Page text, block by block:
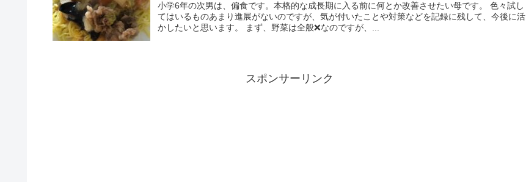
小学6年の次男は、偏食です。本格的な成長期に入る前に何とか改善させたい母です。 色々試し
てはいるものあまり進展がないのですが、気が付いたことや対策などを記録に残して、今後に活
かしたいと思います。 まず、野菜は全般❌なのですが、...
スポンサーリンク